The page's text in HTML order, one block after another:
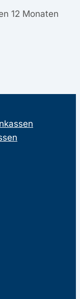
12 Monaten